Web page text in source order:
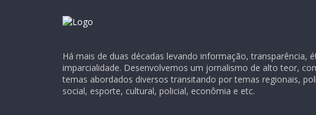
Há mais de duas décadas levando informação, transparência,
imparcialidade. Desenvolvemos um jornalismo de alto teor,
temas abordados diversos transitando por temas regionais,
social, esporte, cultural, policial, econômia e etc.